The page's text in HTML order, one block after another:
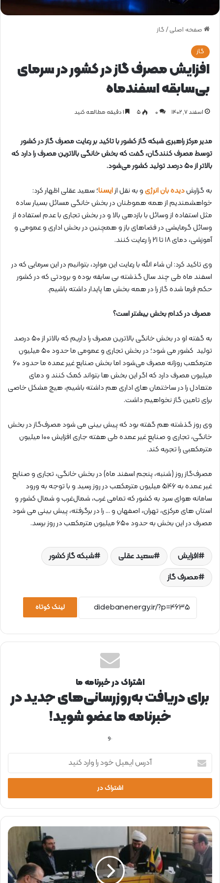
صفحه اصلی / گاز
گاز
افزایش مصرف گاز در کشور در سرمای
بی‌سابقه اسفندماه
اسفند ۷, ۱۴۰۲ 0 ۵
مدیر مرکز راهبری شبکه گاز کشور با تاکید بر رعایت مصرف گاز در کشور
توسط مصرف کنندگان، گفت که بخش خانگی بالاترین مصرف را دارد که
بالاتر از ۵۰ درصد تولید کشور می‌شود.
به گزارشدیده بان انرژیو به نقل ازایسنا؛ سعید عقلی اظهار کرد:
خواهشمندیم از همه هموطنان در بخش خانگی مسائل بسیار ساده
مثل استفاده از وسائل با بازدهی بالا و در بخش تجاری با عدم استفاده از
وسائل گرمایشی در فضاهای باز و همچنین در بخش اداری و عمومی و
آموزشی، دمای ۱۸ تا ۲۱ را رعایت کنند.
وی تاکید کرد: ان‌ شاء الله با رعایت این موارد، بتوانیم در این سرمایی که در
اسفند ماه طی چند سال گذشته بی‌ سابقه بوده و برودتی که در کشور
حکم‌ فرما شده گاز را در همه بخش‌ ها پایدار داشته باشیم.
مصرف در کدام بخش بیشتر است؟
به گفته او در بخش خانگی بالاترین مصرف را داریم که بالاتر از ۵۰ درصد
تولید کشور می‌ شود؛ در بخش تجاری و عمومی ما حدود ۵۰ میلیون
مترمکعب روزانه مصرف می‌شود اما بخش صنایع غیر عمده ما حدود ۶۰
میلیون مصرف دارد که اگر این بخش‌ ها بتواند کمک کنند و دمای
متعادل را در ساختمان‌ های اداری هم داشته باشیم، هیچ مشکل خاصی
برای تامین گاز نخواهیم داشت.
وی روز گذشته هم گفته بود که پیش‌ بینی می‌ شود مصرف‌گاز در بخش
خانگی، تجاری و صنایع غیر عمده طی هفته جاری افزایش ۱۰۰ میلیون
مترمکعبی را تجربه کند.
مصرف‌گاز روز (شنبه، پنجم اسفند ماه) در بخش خانگی، تجاری و صنایع
غیر عمده به ۵۴۶ میلیون مترمکعب در روز رسید و با توجه به ورود
سامانه هوای سرد به کشور که تمامی غرب، شمال‌غرب و شمال کشور و
استان‌ های مرکزی، تهران، اصفهان و … را در برگرفته، پیش‌ بینی می‌ شود
مصرف در این بخش به حدود ۶۵۰ میلیون مترمکعب در روز برسد.
افزایش سعید عقلی
شبکه گاز کشور
مصرف گاز
لینک کوتاه
اشتراک در خبرنامه ما
برای دریافت به‌روزرسانی‌های جدید در
خبرنامه ما عضو شوید!
.و
آ
ر
ا
ی
م
ی
ل
خ
و
د
م
د
ع